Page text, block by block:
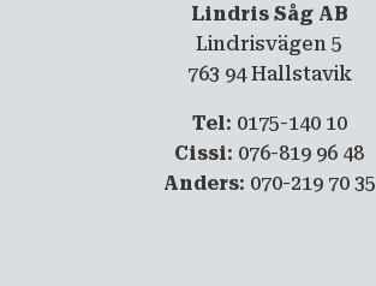
Lindris Såg AB
Lindrisvägen 5
763 94 Hallstavik
Tel: 0175-140 10
Cissi: 076-819 96 48
Anders: 070-219 70 35